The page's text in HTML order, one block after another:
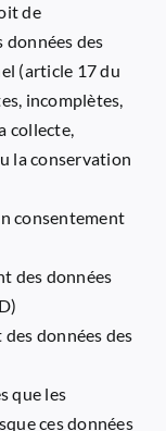
de
données des
(article 17 du
incomplètes,
collecte,
la conservation
consentement
des données
données des
que les
ces données